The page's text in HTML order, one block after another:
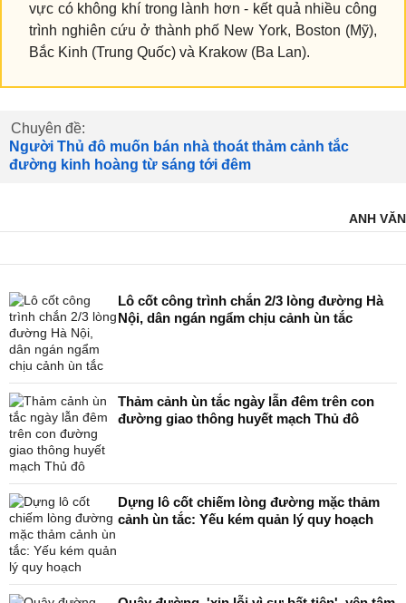
vực có không khí trong lành hơn - kết quả nhiều công
trình nghiên cứu ở thành phố New York, Boston (Mỹ),
Bắc Kinh (Trung Quốc) và Krakow (Ba Lan).
Chuyên đề:
Người Thủ đô muốn bán nhà thoát thảm cảnh tắc
đường kinh hoàng từ sáng tới đêm
ANH VĂN
Lô cốt công trình chắn 2/3 lòng đường Hà
Nội, dân ngán ngẩm chịu cảnh ùn tắc
Thảm cảnh ùn tắc ngày lẫn đêm trên con
đường giao thông huyết mạch Thủ đô
Dựng lô cốt chiếm lòng đường mặc thảm
cảnh ùn tắc: Yếu kém quản lý quy hoạch